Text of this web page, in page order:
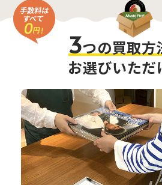
3つの買取方
お選びいただ